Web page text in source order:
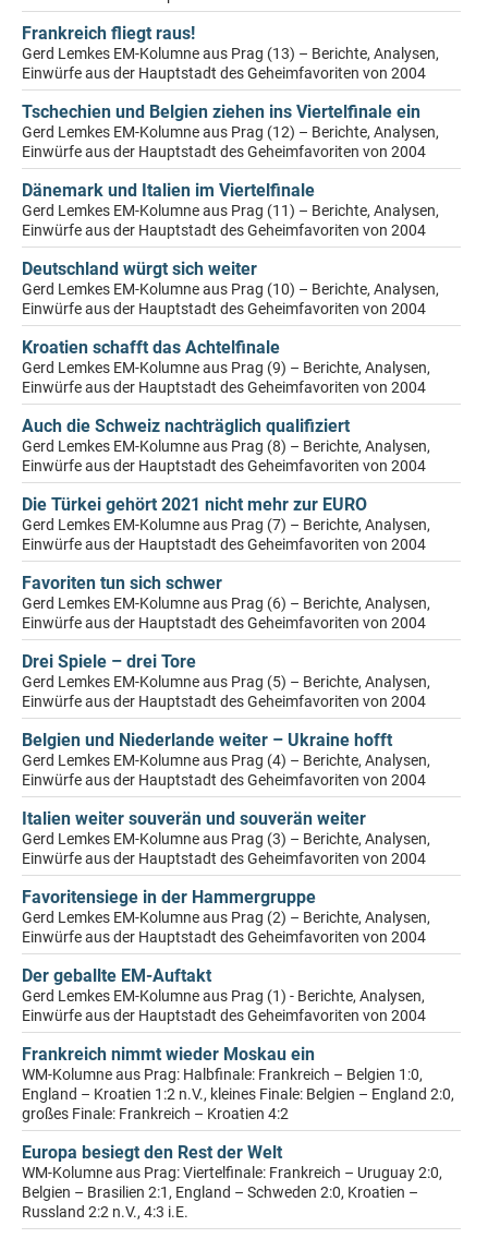
Frankreich fliegt raus!
Gerd Lemkes EM-Kolumne aus Prag (13) – Berichte, Analysen,
Einwürfe aus der Hauptstadt des Geheimfavoriten von 2004
Tschechien und Belgien ziehen ins Viertelfinale ein
Gerd Lemkes EM-Kolumne aus Prag (12) – Berichte, Analysen,
Einwürfe aus der Hauptstadt des Geheimfavoriten von 2004
Dänemark und Italien im Viertelfinale
Gerd Lemkes EM-Kolumne aus Prag (11) – Berichte, Analysen,
Einwürfe aus der Hauptstadt des Geheimfavoriten von 2004
Deutschland würgt sich weiter
Gerd Lemkes EM-Kolumne aus Prag (10) – Berichte, Analysen,
Einwürfe aus der Hauptstadt des Geheimfavoriten von 2004
Kroatien schafft das Achtelfinale
Gerd Lemkes EM-Kolumne aus Prag (9) – Berichte, Analysen,
Einwürfe aus der Hauptstadt des Geheimfavoriten von 2004
Auch die Schweiz nachträglich qualifiziert
Gerd Lemkes EM-Kolumne aus Prag (8) – Berichte, Analysen,
Einwürfe aus der Hauptstadt des Geheimfavoriten von 2004
Die Türkei gehört 2021 nicht mehr zur EURO
Gerd Lemkes EM-Kolumne aus Prag (7) – Berichte, Analysen,
Einwürfe aus der Hauptstadt des Geheimfavoriten von 2004
Favoriten tun sich schwer
Gerd Lemkes EM-Kolumne aus Prag (6) – Berichte, Analysen,
Einwürfe aus der Hauptstadt des Geheimfavoriten von 2004
Drei Spiele – drei Tore
Gerd Lemkes EM-Kolumne aus Prag (5) – Berichte, Analysen,
Einwürfe aus der Hauptstadt des Geheimfavoriten von 2004
Belgien und Niederlande weiter – Ukraine hofft
Gerd Lemkes EM-Kolumne aus Prag (4) – Berichte, Analysen,
Einwürfe aus der Hauptstadt des Geheimfavoriten von 2004
Italien weiter souverän und souverän weiter
Gerd Lemkes EM-Kolumne aus Prag (3) – Berichte, Analysen,
Einwürfe aus der Hauptstadt des Geheimfavoriten von 2004
Favoritensiege in der Hammergruppe
Gerd Lemkes EM-Kolumne aus Prag (2) – Berichte, Analysen,
Einwürfe aus der Hauptstadt des Geheimfavoriten von 2004
Der geballte EM-Auftakt
Gerd Lemkes EM-Kolumne aus Prag (1) - Berichte, Analysen,
Einwürfe aus der Hauptstadt des Geheimfavoriten von 2004
Frankreich nimmt wieder Moskau ein
WM-Kolumne aus Prag: Halbfinale: Frankreich – Belgien 1:0,
England – Kroatien 1:2 n.V., kleines Finale: Belgien – England 2:0,
großes Finale: Frankreich – Kroatien 4:2
Europa besiegt den Rest der Welt
WM-Kolumne aus Prag: Viertelfinale: Frankreich – Uruguay 2:0,
Belgien – Brasilien 2:1, England – Schweden 2:0, Kroatien –
Russland 2:2 n.V., 4:3 i.E.